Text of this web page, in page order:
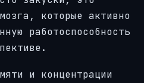
которые активно
работоспособность
и концентрации